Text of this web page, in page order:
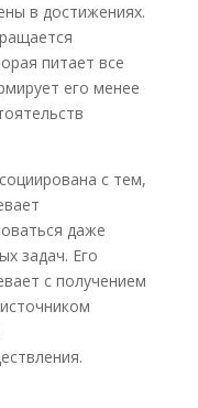
в достижениях.
питает все
его менее
с тем,
даже
задач. Его
с получением